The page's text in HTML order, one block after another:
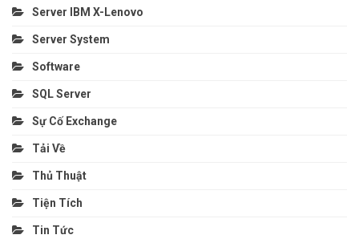
Server IBM X-Lenovo
Server System
Software
SQL Server
Sự Cố Exchange
Tải Về
Thủ Thuật
Tiện Tích
Tin Tức